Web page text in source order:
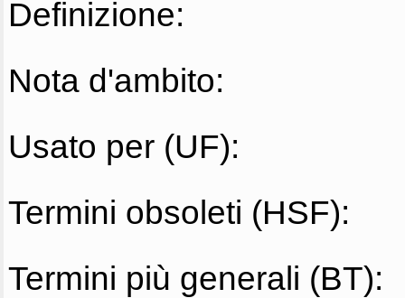
Definizione:
Nota d'ambito:
Usato per (UF):
Termini obsoleti (HSF):
Termini più generali (BT):